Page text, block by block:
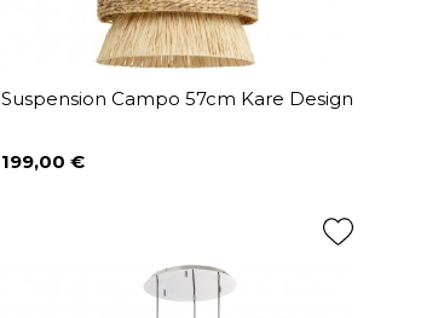
Suspension Campo 57cm Kare Design
Prix
199,00 €